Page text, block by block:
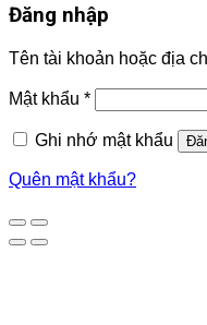
Đăng nhập
Tên tài khoản hoặc địa
Mật khẩu *
Ghi nhớ mật khẩu
Quên mật khẩu?